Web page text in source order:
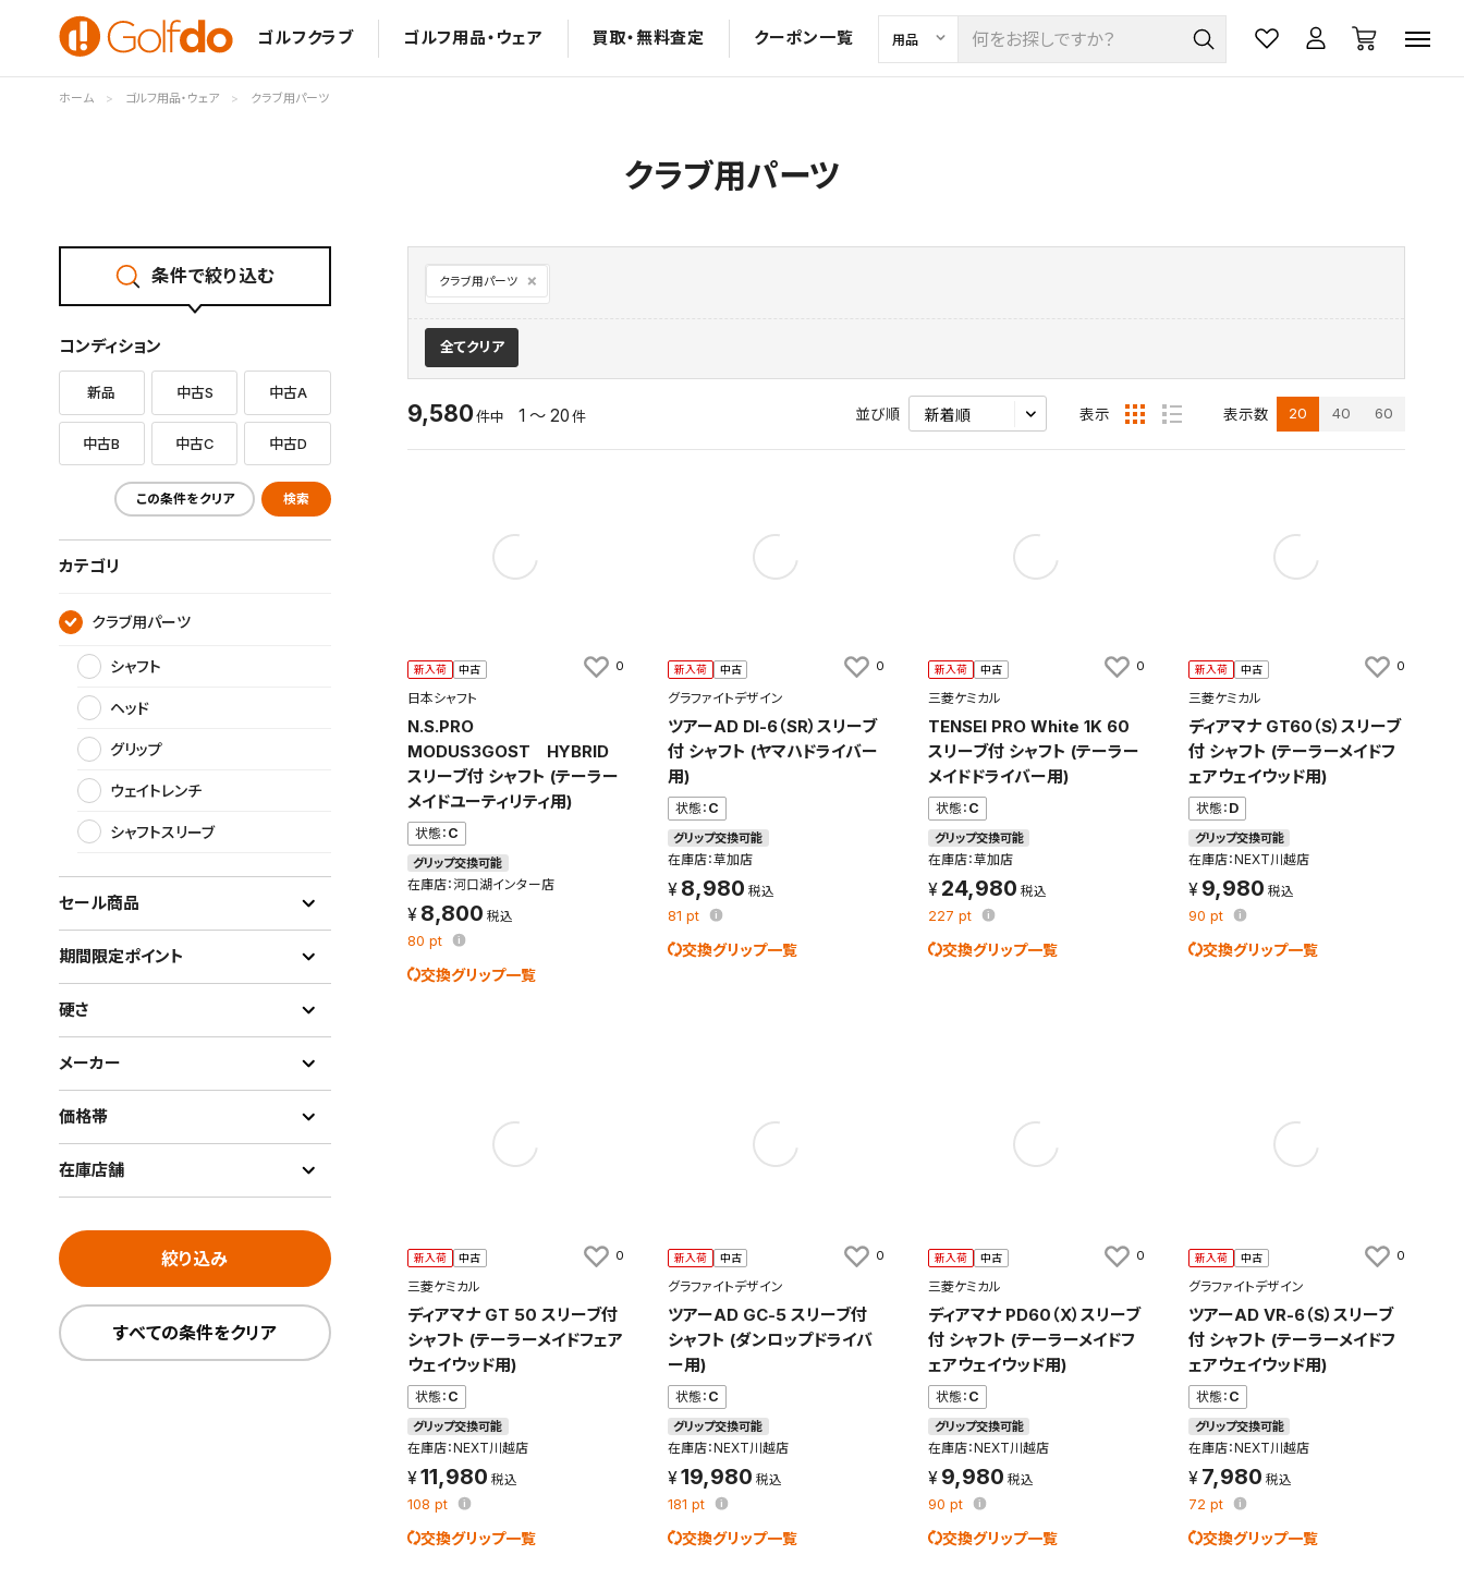
ゴルフクラブ ゴルフ用品・ウェア 買取・無料査定 クーポン一覧
ホーム ゴルフ用品・ウェア クラブ用パーツ
クラブ用パーツ
クラブ用パーツ
全てクリア
9,580 件中 1 ～ 20 件 並び順 表示 表示数 20 40 60
新入荷 中古
日本シャフト
N.S.PRO
MODUS3GOST HYBRID
スリーブ付 シャフト (テーラー
メイドユーティリティ用)
状態： C
グリップ交換可能
在庫店：河口湖インター店
8,800
80 pt
交換グリップ一覧
0 新入荷 中古
グラファイトデザイン
ツアーAD DI-6（SR）スリーブ
付 シャフト (ヤマハドライバー
用)
状態： C
グリップ交換可能
在庫店：草加店
8,980
81 pt
交換グリップ一覧
0 新入荷 中古
三菱ケミカル
TENSEI PRO White 1K 60
スリーブ付 シャフト (テーラー
メイドドライバー用)
状態： C
グリップ交換可能
在庫店：草加店
24,980
227 pt
交換グリップ一覧
0 新入荷 中古
三菱ケミカル
ディアマナ GT60（S）スリーブ
付 シャフト (テーラーメイドフ
ェアウェイウッド用)
状態： D
グリップ交換可能
在庫店：NEXT川越店
9,980
90pt
交換グリップ一覧
0
新入荷 中古
三菱ケミカル
ディアマナ GT 50 スリーブ付
シャフト (テーラーメイドフェア
ウェイウッド用)
状態： C
グリップ交換可能
在庫店：NEXT川越店
11,980
108 pt
交換グリップ一覧
0 新入荷 中古
グラファイトデザイン
ツアーAD GC-5 スリーブ付
シャフト (ダンロップドライバ
ー用)
状態： C
グリップ交換可能
在庫店：NEXT川越店
19,980
181 pt
交換グリップ一覧
0 新入荷 中古
三菱ケミカル
ディアマナ PD60（X）スリーブ
付 シャフト (テーラーメイドフ
ェアウェイウッド用)
状態： C
グリップ交換可能
在庫店：NEXT川越店
9,980
90 pt
交換グリップ一覧
0 新入荷 中古
グラファイトデザイン
ツアーAD VR-6（S）スリーブ
付 シャフト (テーラーメイドフ
ェアウェイウッド用)
状態： C
グリップ交換可能
在庫店：NEXT川越店
7,980
72pt
交換グリップ一覧
0
条件で絞り込む
コンディション
新品 中古S 中古A
中古B 中古C 中古D
この条件をクリア 検索
カテゴリ
クラブ用パーツ
シャフト
ヘッド
グリップ
ウェイトレンチ
シャフトスリーブ
セール商品
期間限定ポイント
硬さ
メーカー
価格帯
在庫店舗
絞り込み
すべての条件をクリア